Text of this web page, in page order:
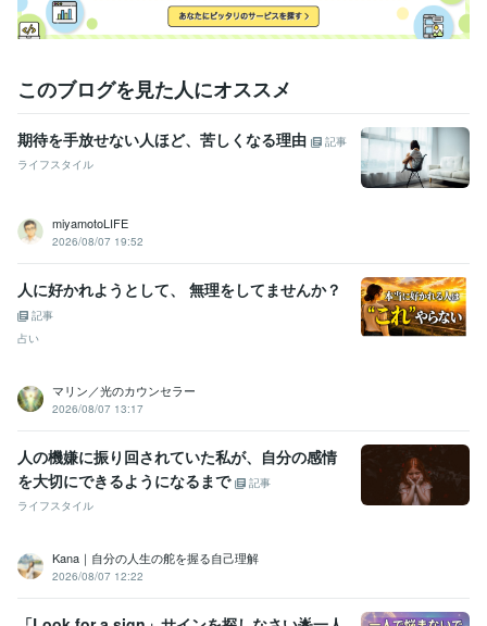
青山学院大学 2009年3月 ~ 2013年2月
このブログを見た人にオススメ
期待を手放せない人ほど、苦しくなる理由
記事
ライフスタイル
miyamotoLIFE
2026/08/07 19:52
人に好かれようとして、 無理をしてませんか？
記事
占い
マリン／光のカウンセラー
2026/08/07 13:17
人の機嫌に振り回されていた私が、自分の感情
を大切にできるようになるまで
記事
ライフスタイル
Kana｜自分の人生の舵を握る自己理解
2026/08/07 12:22